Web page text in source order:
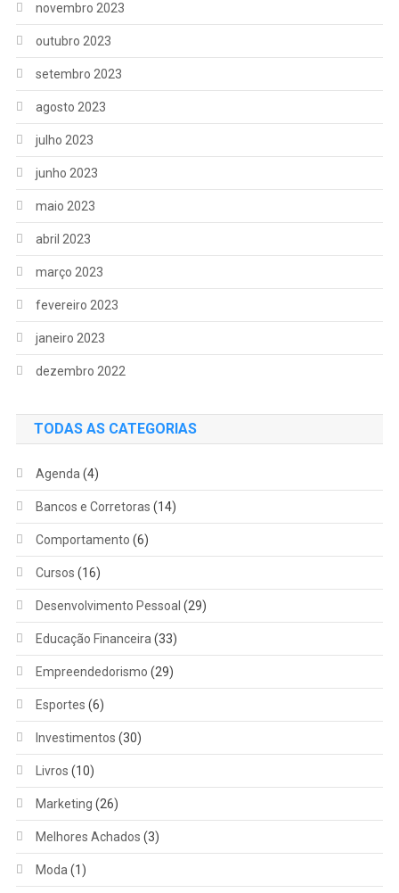
novembro 2023
outubro 2023
setembro 2023
agosto 2023
julho 2023
junho 2023
maio 2023
abril 2023
março 2023
fevereiro 2023
janeiro 2023
dezembro 2022
TODAS AS CATEGORIAS
Agenda(4)
Bancos e Corretoras (14)
Comportamento (6)
Cursos (16)
Desenvolvimento Pessoal (29)
Educação Financeira(33)
Empreendedorismo (29)
Esportes (6)
Investimentos (30)
Livros (10)
Marketing (26)
Melhores Achados (3)
Moda(1)